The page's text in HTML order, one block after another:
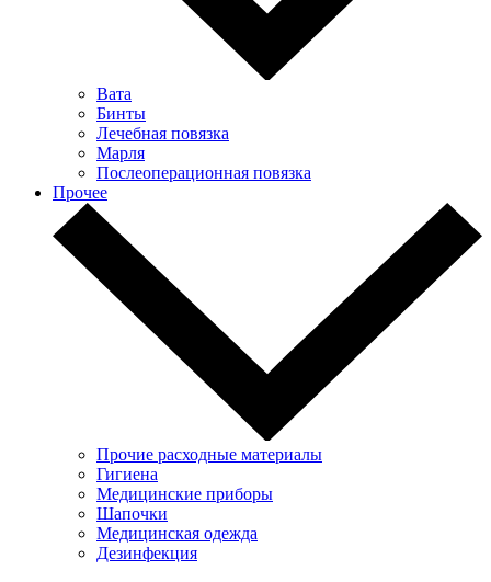
Вата
Бинты
Лечебная повязка
Марля
Послеоперационная повязка
Прочее
Прочие расходные материалы
Гигиена
Медицинские приборы
Шапочки
Медицинская одежда
Дезинфекция